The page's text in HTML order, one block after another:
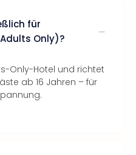
für
Only)?
Only-Hotel und richtet
ab 16 Jahren – für